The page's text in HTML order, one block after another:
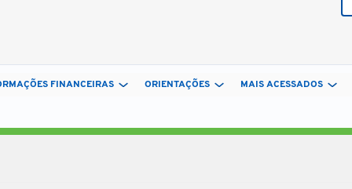
FINANCEIRAS ORIENTAÇÕES MAIS ACESSADOS